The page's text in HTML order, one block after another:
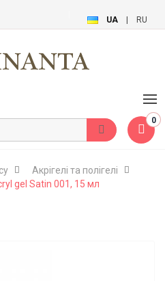
UA RU
0
Акрігелі та полігелі
gel Satin 001, 15 мл